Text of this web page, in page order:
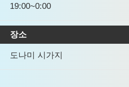
19:00~0:00
장소
도나미 시가지